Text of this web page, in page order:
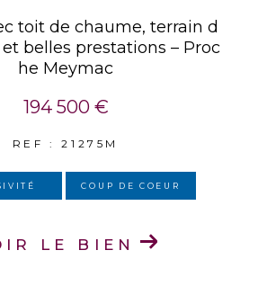
toit de chaume, terrain d
belles prestations – Proc
he Meymac
194 500 €
REF : 21275M
COUP DE COEUR
LE BIEN